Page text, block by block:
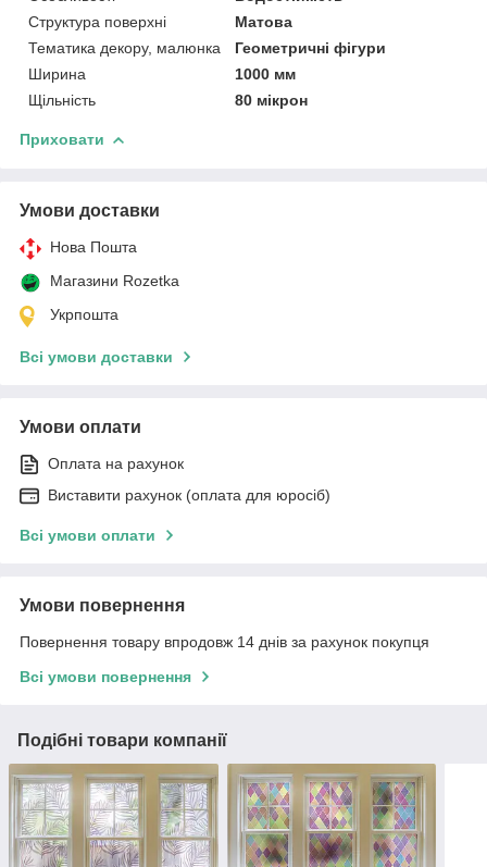
Структура поверхні
Матова
Тематика декору, малюнка
Геометричні фігури
Ширина
1000 мм
Щільність
80 мікрон
Приховати
Умови доставки
Нова Пошта
Магазини Rozetka
Укрпошта
Всі умови доставки
Умови оплати
Оплата на рахунок
Виставити рахунок (оплата для юросіб)
Всі умови оплати
Умови повернення
Повернення товару впродовж 14 днів за рахунок покупця
Всі умови повернення
Подібні товари компанії